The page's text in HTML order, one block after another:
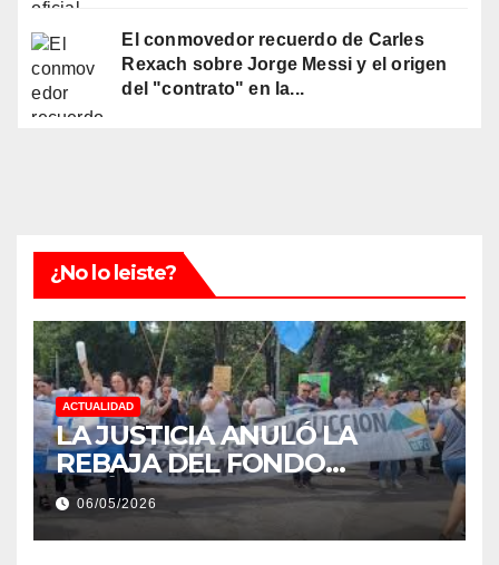
El conmovedor recuerdo de Carles
Rexach sobre Jorge Messi y el origen
del "contrato" en la...
¿No lo leiste?
ACTUALIDAD
LA JUSTICIA ANULÓ LA
REBAJA DEL FONDO
ESTÍMULO A EMPLEADOS DE
PRODUCCIÓN DE LA
PROVINCIA DEL CHACO
06/05/2026